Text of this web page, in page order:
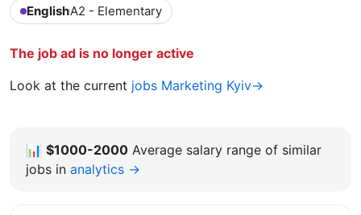
EnglishA2 - Elementary
The job ad is no longer active
Look at the current jobs Marketing Kyiv→
📊 $1000-2000 Average salary range of similar
jobs in analytics →